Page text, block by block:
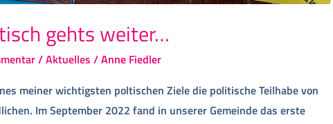
gehts weiter…
/Aktuelles /Anne Fiedler
meiner wichtigsten poltischen Ziele die politische Teilhabe von
Im September 2022 fand in unserer Gemeinde das erste